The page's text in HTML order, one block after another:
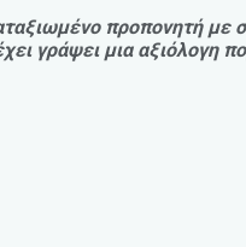
προπονητή με
γράψει μια αξιόλογη